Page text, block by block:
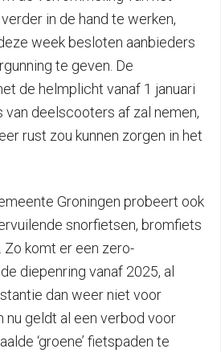
in de hand te werken,
week besloten aanbieders
te geven. De
de helmplicht vanaf 1 januari
van deelscooters af zal nemen,
rust zou kunnen zorgen in het
Groningen probeert ook
snorfietsen, bromfiets
komt er een zero-
diepenring vanaf 2025, al
dan weer niet voor
nu geldt al een verbod voor
‘groene’ fietspaden te